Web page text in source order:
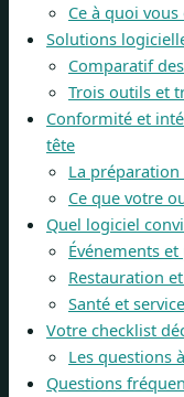
Ce à quoi
Solutions
Comparatif
Trois outils et
Conformité et
tête
La préparation
Ce que votre
Quel logiciel
Événements
Restauration
Santé et
Votre checklist
Les questions
Questions